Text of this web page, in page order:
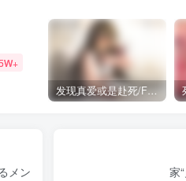
发现真爱或是赴死/Find Love or Die Trying（PC端）
メン
家